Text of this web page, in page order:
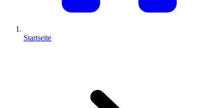
Startseite